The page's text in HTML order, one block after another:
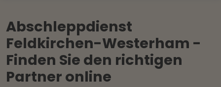
Abschleppdienst
Feldkirchen-Westerham -
Finden Sie den richtigen
Partner online